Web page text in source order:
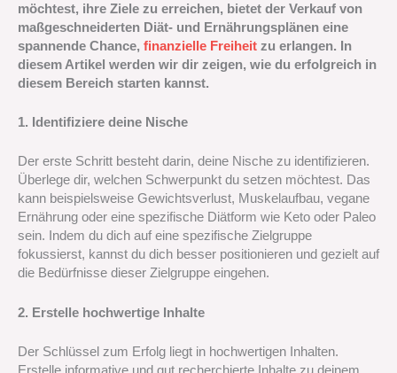
möchtest, ihre Ziele zu erreichen, bietet der Verkauf von
maßgeschneiderten Diät- und Ernährungsplänen eine
spannende Chance, finanzielle Freiheit zu erlangen. In
diesem Artikel werden wir dir zeigen, wie du erfolgreich in
diesem Bereich starten kannst.
1. Identifiziere deine Nische
Der erste Schritt besteht darin, deine Nische zu identifizieren.
Überlege dir, welchen Schwerpunkt du setzen möchtest. Das
kann beispielsweise Gewichtsverlust, Muskelaufbau, vegane
Ernährung oder eine spezifische Diätform wie Keto oder Paleo
sein. Indem du dich auf eine spezifische Zielgruppe
fokussierst, kannst du dich besser positionieren und gezielt auf
die Bedürfnisse dieser Zielgruppe eingehen.
2. Erstelle hochwertige Inhalte
Der Schlüssel zum Erfolg liegt in hochwertigen Inhalten.